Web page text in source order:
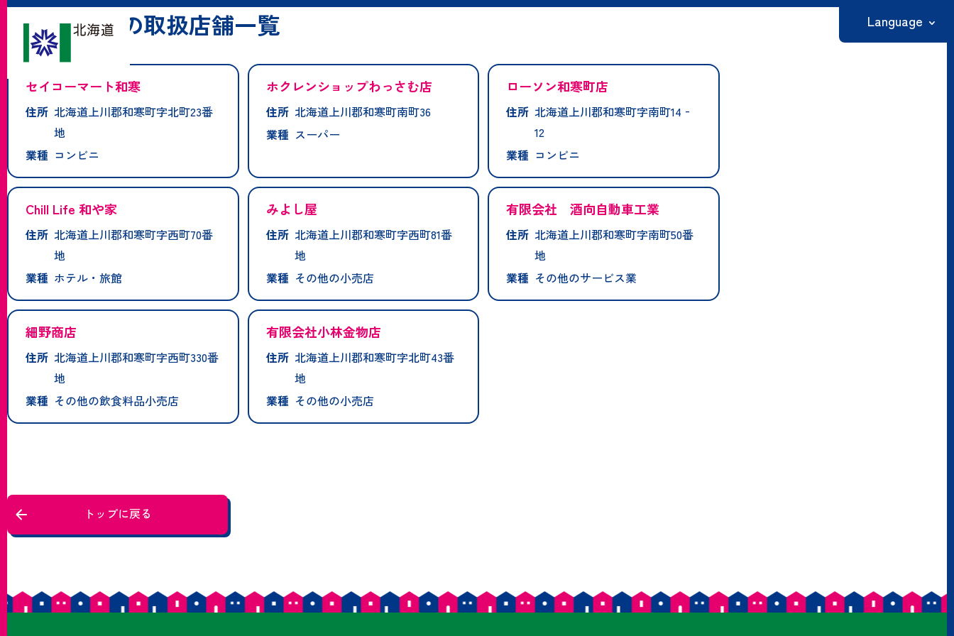
Language
「和寒町」の取扱店舗一覧
セイコーマート和寒
住所 北海道上川郡和寒町字北町23番
地
業種 コンビニ
ホクレンショップわっさむ店
住所 北海道上川郡和寒町南町36
業種 スーパー
ローソン和寒町店
住所 北海道上川郡和寒町字南町14‐
12
業種 コンビニ
Chill Life 和や家
住所 北海道上川郡和寒町字西町70番
地
業種 ホテル・旅館
みよし屋
住所 北海道上川郡和寒町字西町81番
地
業種 その他の小売店
有限会社 酒向自動車工業
住所 北海道上川郡和寒町字南町50番
地
業種 その他のサービス業
細野商店
住所 北海道上川郡和寒町字西町330番
地
業種 その他の飲食料品小売店
有限会社小林金物店
住所 北海道上川郡和寒町字北町43番
地
業種 その他の小売店
トップに戻る